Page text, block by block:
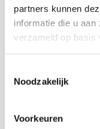
partners kunnen
informatie die u
verzameld op basis
Noodzakelijk
Voorkeuren
Kristal-Glas is de
Leerdamse
welkom!